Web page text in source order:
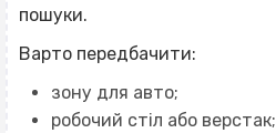
пошуки.
Варто передбачити:
зону для авто;
робочий стіл або верстак;